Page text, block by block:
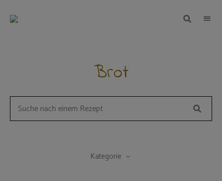
TEIGWUNDER
Backen
Brot
a
Kategorie